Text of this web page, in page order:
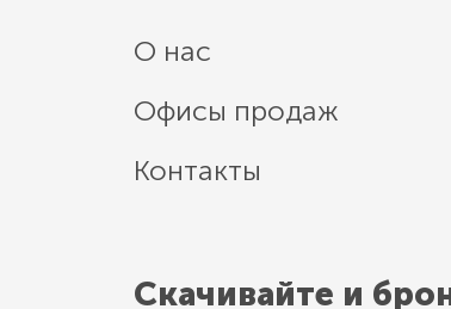
О нас
Офисы продаж
Контакты
Скачивайте и